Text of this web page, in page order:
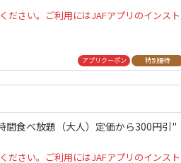
ださい。ご利用にはJAFアプリのインスト
アプリクーポン 特別優待
間食べ放題（大人）定価から300円引"
ださい。ご利用にはJAFアプリのインスト